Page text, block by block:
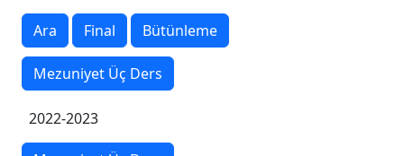
Ara Final Bütünleme
Mezuniyet Üç Ders
2022-2023